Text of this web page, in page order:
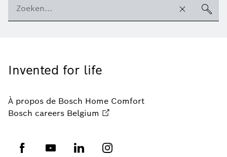
Invented for life
À propos de Bosch Home Comfort
Bosch careers Belgium